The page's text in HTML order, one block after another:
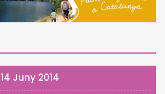
14 Juny 2014